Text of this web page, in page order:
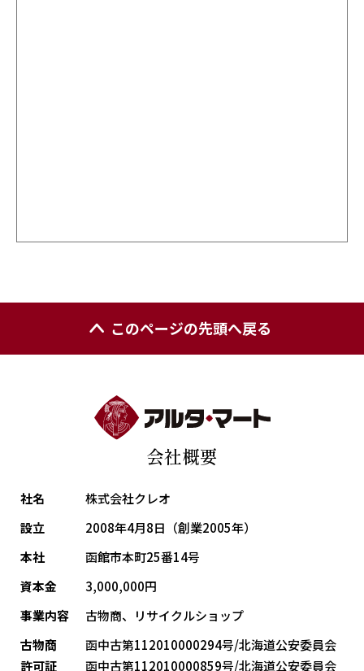
このページの先頭へ戻る
会社概要
社名
株式会社クレオ
設立
2008年4月8日（創業2005年）
本社
函館市本町25番14号
資本金
3,000,000円
事業内容
古物商、リサイクルショップ
古物商
許可証
函中古第112010000294号/北海道公安委員会
函中古第112010000859号/北海道公安委員会